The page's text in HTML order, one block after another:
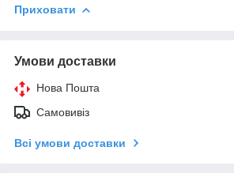
Приховати
Умови доставки
Нова Пошта
Самовивіз
Всі умови доставки